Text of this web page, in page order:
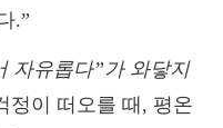
.”
자유롭다”가 와닿지
정이 떠오를 때, 평온